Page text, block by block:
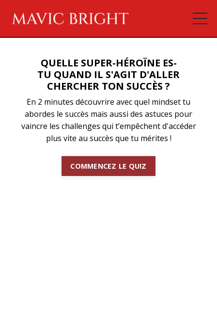
QUELLE SUPER-HÉROÏNE ES-
TU QUAND IL S'AGIT D'ALLER
CHERCHER TON SUCCÈS ?
En 2 minutes découvrire avec quel mindset tu
abordes le succès mais aussi des astuces pour
vaincre les challenges qui t’empêchent d'accéder
plus vite au succès que tu mérites !
COMMENCEZ LE QUIZ